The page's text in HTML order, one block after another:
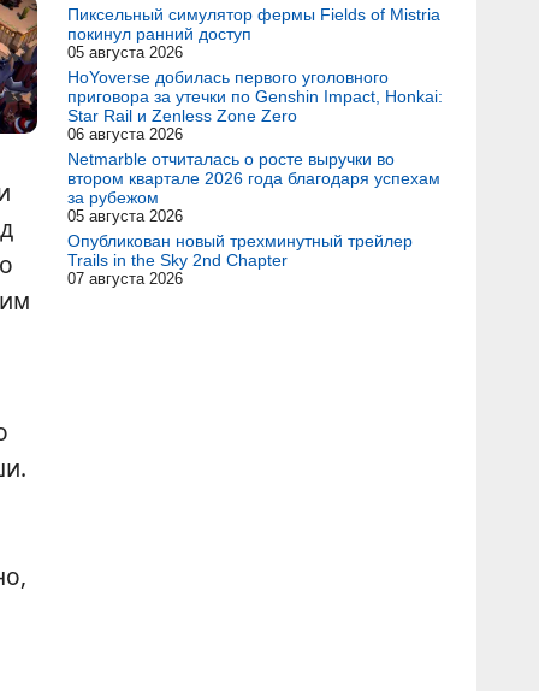
Пиксельный симулятор фермы Fields of Mistria
покинул ранний доступ
05 августа 2026
HoYoverse добилась первого уголовного
приговора за утечки по Genshin Impact, Honkai:
Star Rail и Zenless Zone Zero
06 августа 2026
Netmarble отчиталась о росте выручки во
втором квартале 2026 года благодаря успехам
за рубежом
05 августа 2026
Опубликован новый трехминутный трейлер
Trails in the Sky 2nd Chapter
07 августа 2026